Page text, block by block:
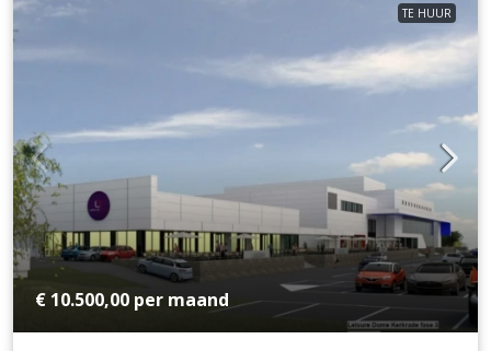
TE HUUR
€ 10.500,00 per maand